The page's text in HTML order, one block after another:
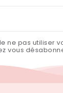
ne pas utiliser
vous